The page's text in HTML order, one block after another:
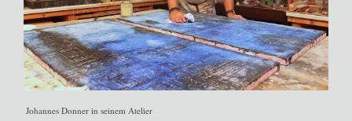
Johannes Donner in seinem Atelier